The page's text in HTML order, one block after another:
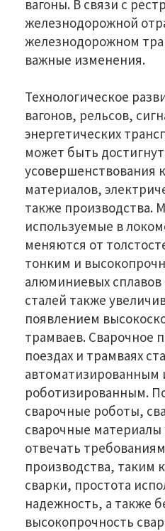
вагоны. В связи с
железнодорожной
железнодорожном
важные изменения.
Технологическое
вагонов, рельсов,
энергетических
может быть
усовершенствования
материалов,
также производства.
используемые в
меняются от
тонким и
алюминиевых
сталей также
появлением
трамваев. Сварочное
поездах и трамваях
автоматизированным
роботизированным.
сварочные роботы,
сварочные
отвечать
производства, таким
сварки, простота
надежность, а также
высокопрочность